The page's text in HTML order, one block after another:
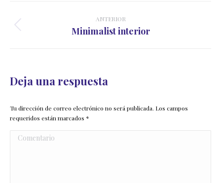
entre
ANTERIOR
Proyecto
Minimalist interior
Deja una respuesta
Tu dirección de correo electrónico no será publicada. Los campos
requeridos están marcados *
Comentario